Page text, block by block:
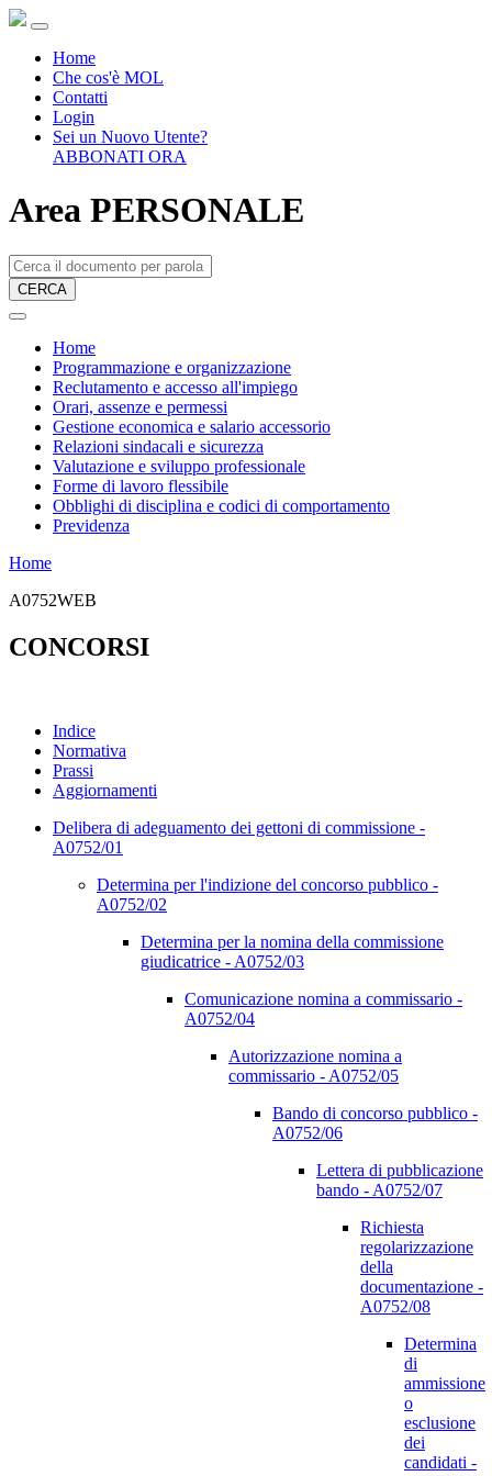
Home
Che cos'è MOL
Contatti
Login
Sei un Nuovo Utente?
ABBONATI ORA
Area PERSONALE
CERCA
Home
Programmazione e organizzazione
Reclutamento e accesso all'impiego
Orari, assenze e permessi
Gestione economica e salario accessorio
Relazioni sindacali e sicurezza
Valutazione e sviluppo professionale
Forme di lavoro flessibile
Obblighi di disciplina e codici di comportamento
Previdenza
Home
A0752WEB
CONCORSI
Indice
Normativa
Prassi
Aggiornamenti
Delibera di adeguamento dei gettoni di commissione -
A0752/01
Determina per l'indizione del concorso pubblico -
A0752/02
Determina per la nomina della commissione
giudicatrice - A0752/03
Comunicazione nomina a commissario -
A0752/04
Autorizzazione nomina a
commissario - A0752/05
Bando di concorso pubblico -
A0752/06
Lettera di pubblicazione
bando - A0752/07
Richiesta
regolarizzazione
della
documentazione -
A0752/08
Determina
di
ammissione
o
esclusione
dei
candidati -